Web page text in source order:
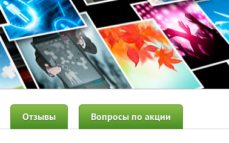
Отзывы Вопросы по акции